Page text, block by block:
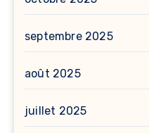
septembre 2025
août 2025
juillet 2025